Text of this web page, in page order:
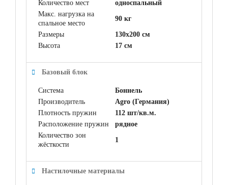
Количество мест
односпальный
Макс. нагрузка на
спальное место
90 кг
Размеры
130x200 см
Высота
17 см
Базовый блок
Система
Боннель
Производитель
Agro (Германия)
Плотность пружин
112 шт/кв.м.
Расположение пружин
рядное
Количество зон
жёсткости
1
Настилочные материалы